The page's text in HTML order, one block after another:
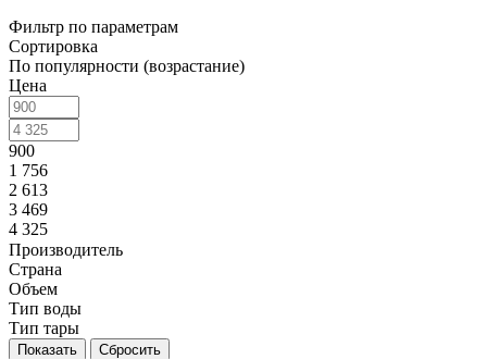
Фильтр по параметрам
Сортировка
По популярности (возрастание)
Цена
900
1 756
2 613
3 469
4 325
Производитель
Страна
Объем
Тип воды
Тип тары
Сбросить